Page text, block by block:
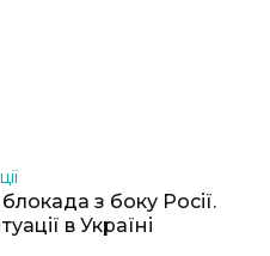
з боку Росії.
в Україні